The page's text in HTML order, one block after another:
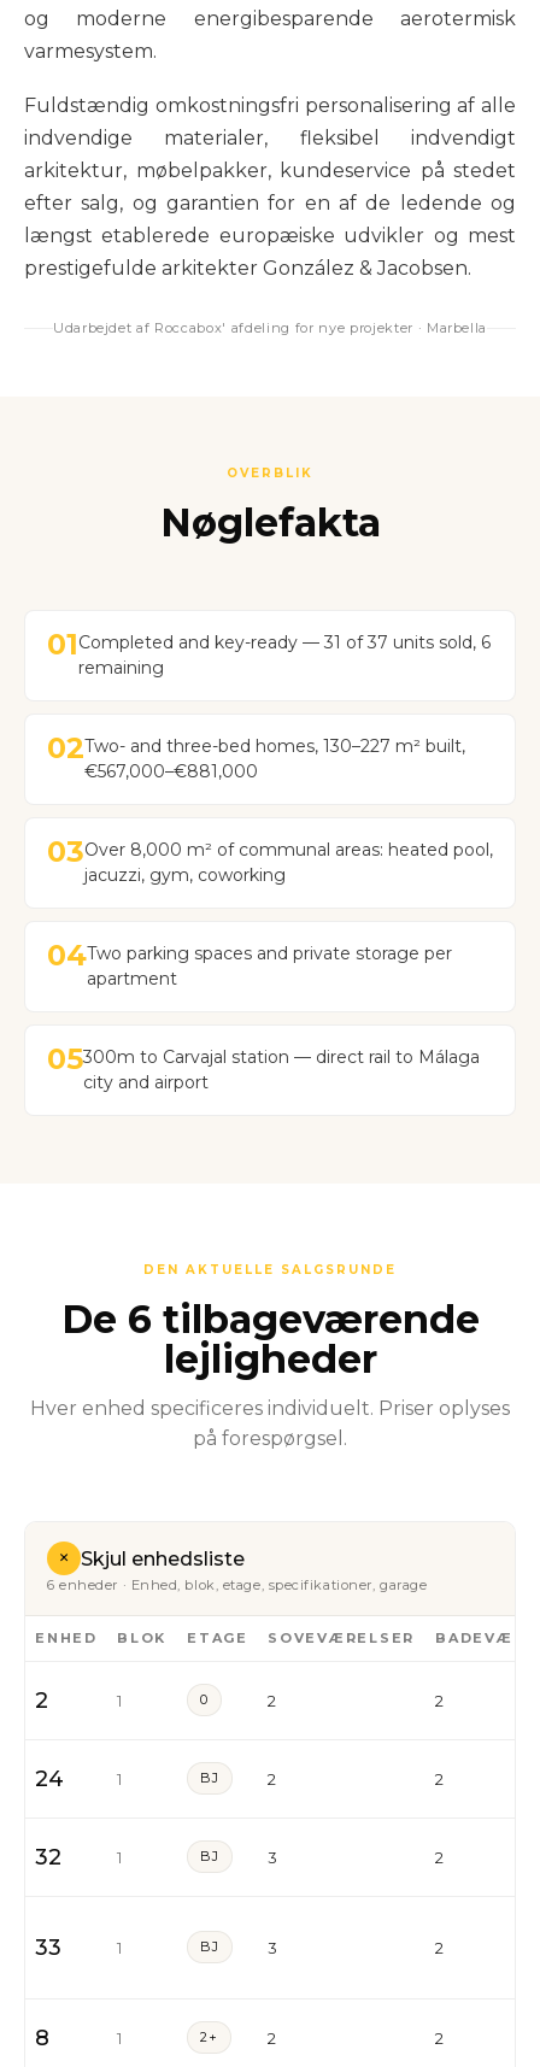
og moderne energibesparende aerotermisk
varmesystem.
Fuldstændig omkostningsfri personalisering af alle
indvendige materialer, fleksibel indvendigt
arkitektur, møbelpakker, kundeservice på stedet
efter salg, og garantien for en af de ledende og
længst etablerede europæiske udvikler og mest
prestigefulde arkitekter González & Jacobsen.
Udarbejdet af Roccabox' afdeling for nye projekter · Marbella
OVERBLIK
Nøglefakta
01Completed and key-ready — 31 of 37 units sold, 6
remaining
02Two- and three-bed homes, 130–227 m² built,
€567,000–€881,000
03Over 8,000 m² of communal areas: heated pool,
jacuzzi, gym, coworking
04Two parking spaces and private storage per
apartment
05300m to Carvajal station — direct rail to Málaga
city and airport
DEN AKTUELLE SALGSRUNDE
De 6 tilbageværende
lejligheder
Hver enhed specificeres individuelt. Priser oplyses
på forespørgsel.
+Skjul enhedsliste
6 enheder · Enhed, blok, etage, specifikationer, garage
ENHED BLOK ETAGE SOVEVÆRELSER
2 1 0 2 2
24 1 BJ 2 2
32 1 BJ 3 2
33 1 BJ 3 2
8 1 2+ 2 2